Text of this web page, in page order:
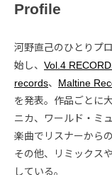
Profile
河野直己のひとりプ
始し、 Vol.4
records、 Maltine
を発表。作品ごとに
ニカ、ワールド・ミ
楽曲でリスナーから
その他、リミックス
している。